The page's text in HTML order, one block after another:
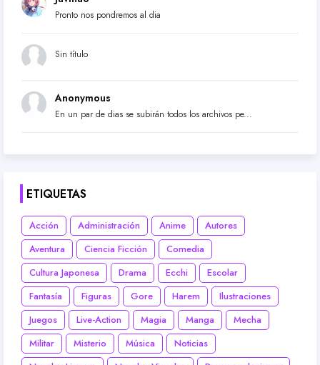
Pronto nos pondremos al dia
Sin título
Anonymous
En un par de dias se subirán todos los archivos pe...
ETIQUETAS
Acción Administración Anime
Autores
Aventura
Ciencia Ficción
Comedia
Cultura Japonesa
Drama Ecchi
Escolar
Fantasía
Figuras Gore Harem
Ilustraciones
Juegos
Live-Action Magia Manga
Mecha
Militar
Misterio Música
Noticias